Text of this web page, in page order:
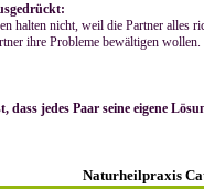
halten nicht, weil die Partner alles
ihre Probleme bewältigen wollen.
dass jedes Paar seine eigene
Naturheilpraxis